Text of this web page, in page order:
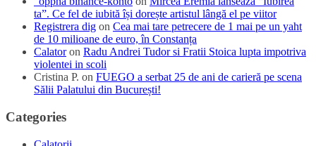
ta”. Ce fel de iubită își dorește artistul lângă el pe viitor
Registrera dig on Cea mai tare petrecere de 1 mai pe un yaht
de 10 milioane de euro, în Constanța
Calatoron Radu Andrei Tudor si Fratii Stoica lupta impotriva
violentei in scoli
Cristina P. on FUEGO a serbat 25 de ani de carieră pe scena
Sălii Palatului din București!
Categories